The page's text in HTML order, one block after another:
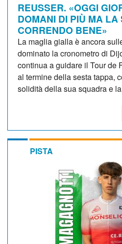
REUSSER. «OGGI
DOMANI DI PIÙ MA LA
CORRENDO BENE»
La maglia gialla è ancora
dominato la cronometro di
continua a guidare il Tour de
al termine della sesta tappa,
solidità della sua squadra e
PISTA